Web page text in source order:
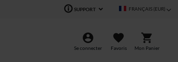
Langue FRANÇAIS (EUR)
SUPPORT
Se connecter Favoris Mon Panier